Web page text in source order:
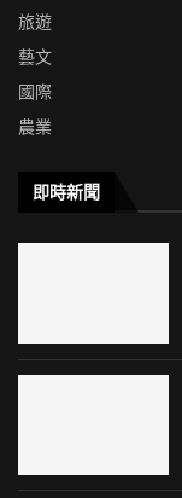
旅遊
藝文
國際
農業
即時新聞